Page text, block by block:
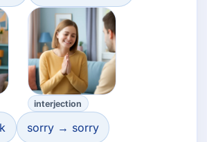
interjection
sorry → sorry